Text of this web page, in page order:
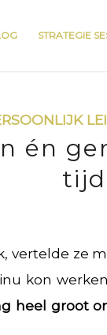
STRATEGIE
én
tijd
vertelde ze
kon
heel groot